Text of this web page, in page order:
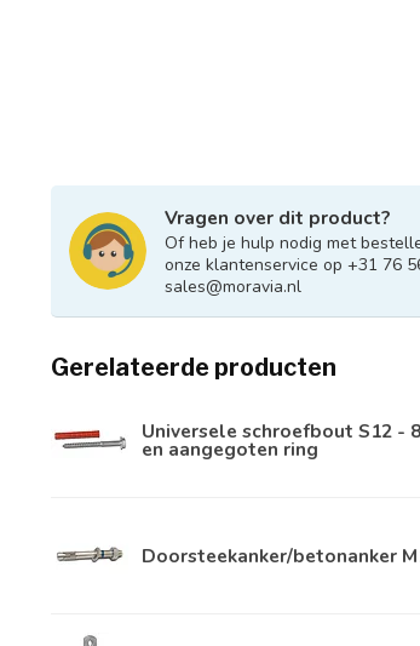
Vragen over dit product?
Of heb je hulp nodig met
onze klantenservice op +31 76
sales@moravia.nl
Gerelateerde producten
Universele schroefbout S12 -
en aangegoten ring
Doorsteekanker/betonanker